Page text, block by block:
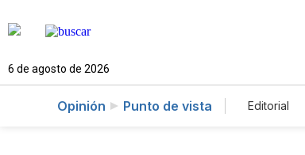
6 de agosto de 2026
Opinión Punto de vista Editorial